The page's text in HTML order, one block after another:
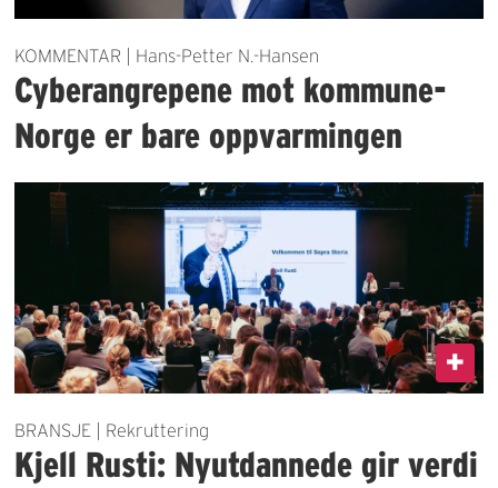
KOMMENTAR | Hans-Petter N.-Hansen
Cyberangrepene mot kommune-
Norge er bare oppvarmingen
BRANSJE | Rekruttering
Kjell Rusti: Nyutdannede gir verdi